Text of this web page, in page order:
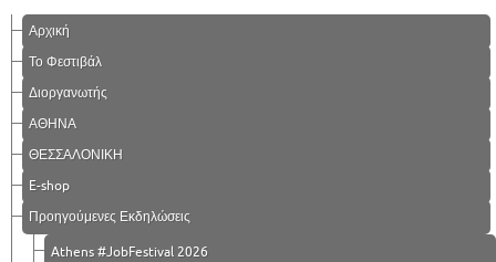
Αρχική
Το Φεστιβάλ
Διοργανωτής
ΑΘΗΝΑ
ΘΕΣΣΑΛΟΝΙΚΗ
E-shop
Προηγούμενες Εκδηλώσεις
Athens #JobFestival 2026